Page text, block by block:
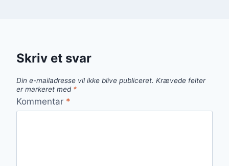
Skriv et svar
Din e-mailadresse vil ikke blive publiceret. Krævede felter
er markeret med *
Kommentar *